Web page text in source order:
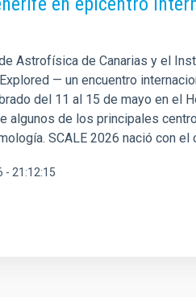
Astrofísica de Canarias y el
— un encuentro
del 11 al 15 de mayo en el
algunos de los principales
SCALE 2026 nació con
- 21:12:15